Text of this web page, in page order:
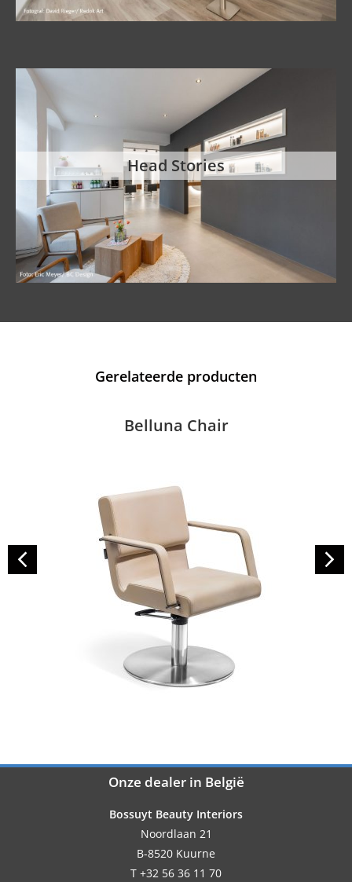
Head Stories
Gerelateerde producten
Belluna Chair
Onze dealer in België
Bossuyt Beauty Interiors
Noordlaan 21
B-8520 Kuurne
T +32 56 36 11 70